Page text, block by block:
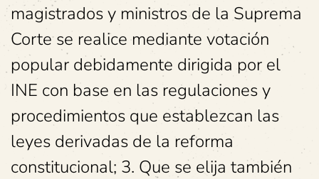
magistrados y ministros de la Suprema
Corte se realice mediante votación
popular debidamente dirigida por el
INE con base en las regulaciones y
procedimientos que establezcan las
leyes derivadas de la reforma
constitucional; 3. Que se elija también